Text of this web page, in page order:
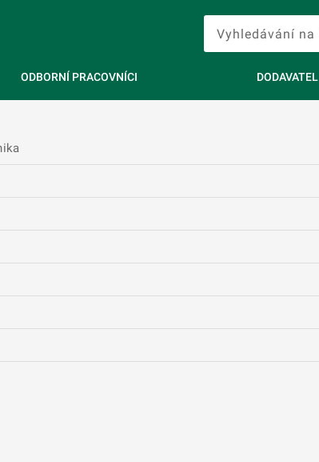
ODBORNÍ PRACOVNÍCI DODAVATEL